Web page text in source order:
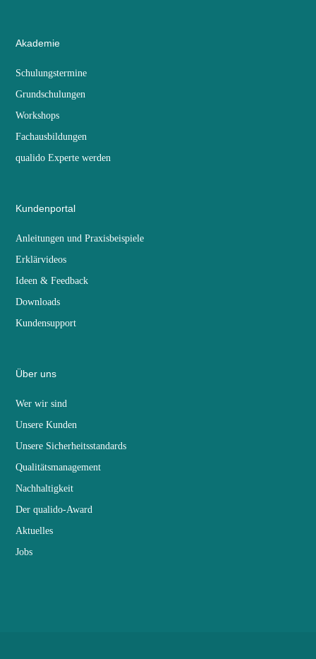
Akademie
Schulungstermine
Grundschulungen
Workshops
Fachausbildungen
qualido Experte werden
Kundenportal
Anleitungen und Praxisbeispiele
Erklärvideos
Ideen & Feedback
Downloads
Kundensupport
Über uns
Wer wir sind
Unsere Kunden
Unsere Sicherheitsstandards
Qualitätsmanagement
Nachhaltigkeit
Der qualido-Award
Aktuelles
Jobs